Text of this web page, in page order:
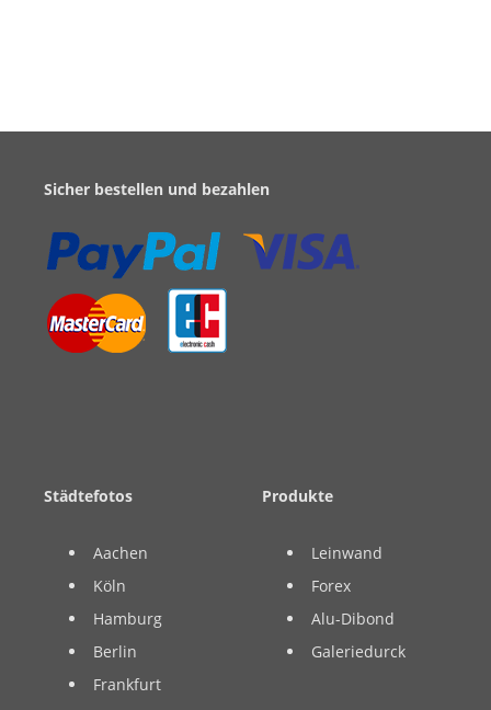
Sicher bestellen und bezahlen
Städtefotos
Aachen
Köln
Hamburg
Berlin
Frankfurt
Produkte
Leinwand
Forex
Alu-Dibond
Galeriedurck